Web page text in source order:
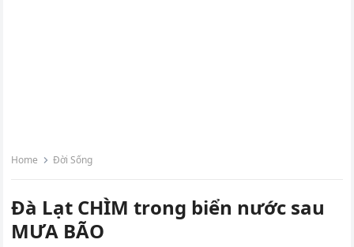
Home Đời Sống
Đà Lạt CHÌM trong biển nước sau
MƯA BÃO